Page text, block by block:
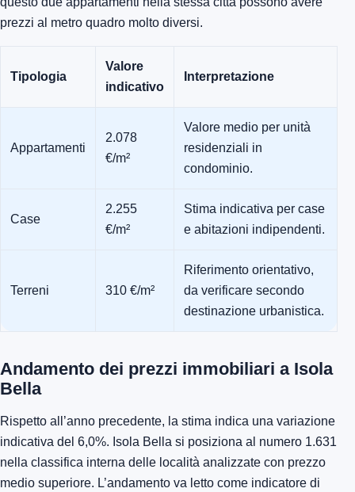
prezzi al metro quadro molto diversi.
Tipologia
Valore
indicativo
Interpretazione
Appartamenti
2.078
€/m²
Valore medio per unità
residenziali in
condominio.
Case
2.255
€/m²
Stima indicativa per case
e abitazioni indipendenti.
Terreni 310 €/m²
Riferimento orientativo,
da verificare secondo
destinazione urbanistica.
Andamento dei prezzi immobiliari a Isola
Bella
Rispetto all’anno precedente, la stima indica una variazione
indicativa del 6,0%. Isola Bella si posiziona al numero 1.631
nella classifica interna delle località analizzate con prezzo
medio superiore. L’andamento va letto come indicatore di